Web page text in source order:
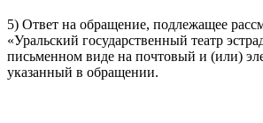
5) Ответ на обращение, подлежащее
«Уральский государственный театр
письменном виде на почтовый и (или)
указанный в обращении.